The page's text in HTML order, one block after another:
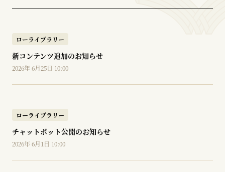
ローライブラリー
新コンテンツ追加のお知らせ
2026年 6月25日 10:00
ローライブラリー
チャットボット公開のお知らせ
2026年 6月1日 10:00